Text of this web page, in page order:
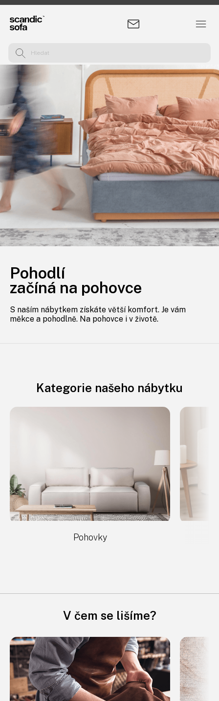
Pohodlí
začíná na pohovce
S naším nábytkem získáte větší komfort. Je vám
měkce a pohodlně. Na pohovce i v životě.
Kategorie našeho nábytku
Pohovky
V čem se lišíme?